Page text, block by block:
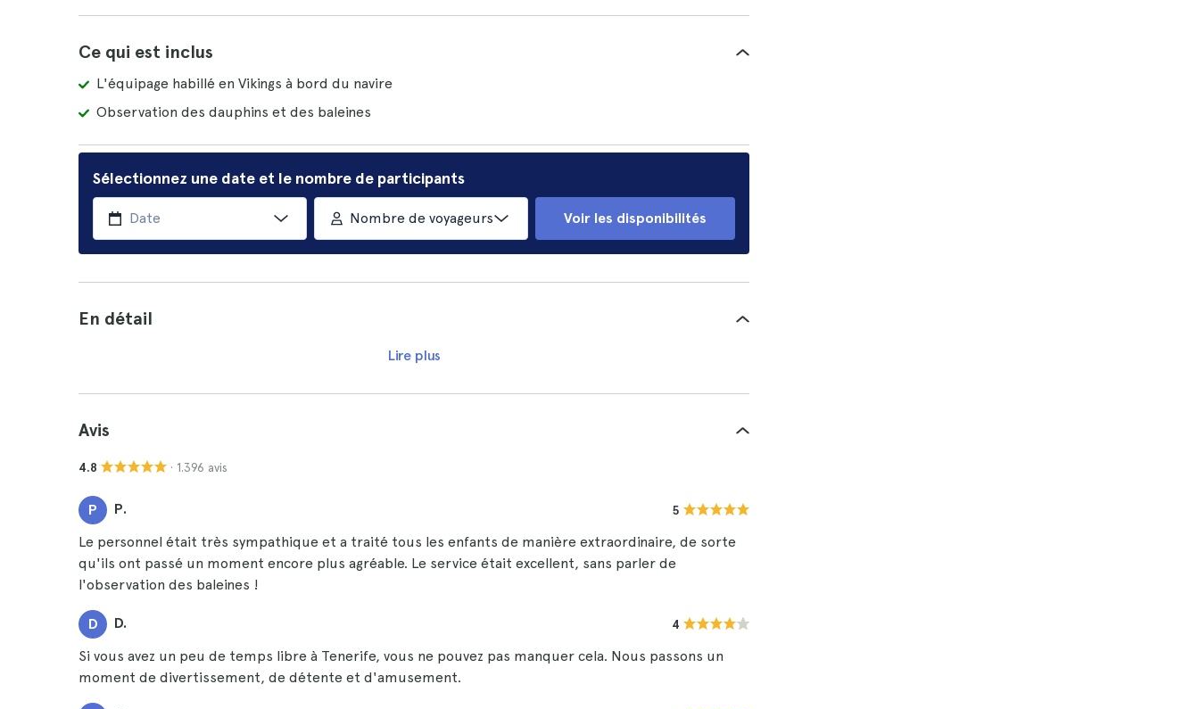
Ce qui est inclus
L'équipage habillé en Vikings à bord du navire
Observation des dauphins et des baleines
Sélectionnez une date et le nombre de participants
Nombre de voyageurs Voir les disponibilités
En détail
Lire plus
Avis
4.8 · 1.396 avis
P P. 5
Le personnel était très sympathique et a traité tous les enfants de manière extraordinaire, de sorte
qu'ils ont passé un moment encore plus agréable. Le service était excellent, sans parler de
l'observation des baleines !
D D. 4
Si vous avez un peu de temps libre à Tenerife, vous ne pouvez pas manquer cela. Nous passons un
moment de divertissement, de détente et d'amusement.